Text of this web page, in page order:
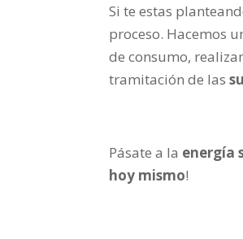
Si te estas
proceso. Hacemos
de consumo,
tramitación de las
Pásate a la energía
hoy mismo!